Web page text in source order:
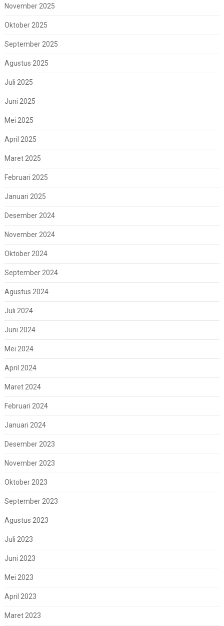
November 2025
Oktober 2025
September 2025
Agustus 2025
Juli 2025
Juni 2025
Mei 2025
April 2025
Maret 2025
Februari 2025
Januari 2025
Desember 2024
November 2024
Oktober 2024
September 2024
Agustus 2024
Juli 2024
Juni 2024
Mei 2024
April 2024
Maret 2024
Februari 2024
Januari 2024
Desember 2023
November 2023
Oktober 2023
September 2023
Agustus 2023
Juli 2023
Juni 2023
Mei 2023
April 2023
Maret 2023